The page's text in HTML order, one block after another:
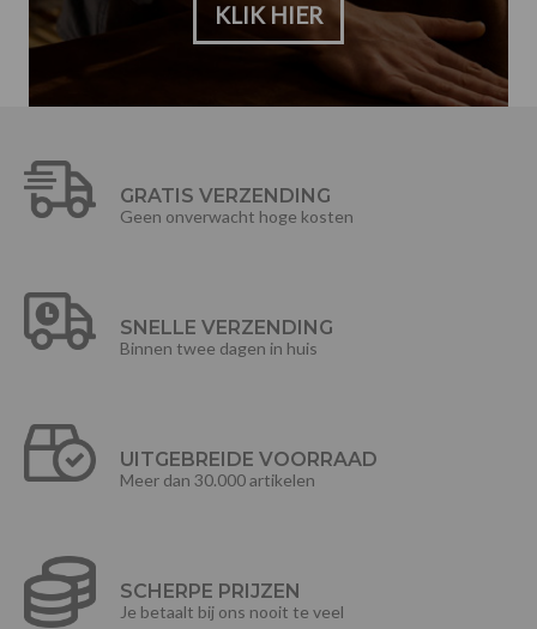
KLIK HIER
GRATIS VERZENDING
Geen onverwacht hoge kosten
SNELLE VERZENDING
Binnen twee dagen in huis
UITGEBREIDE VOORRAAD
Meer dan 30.000 artikelen
SCHERPE PRIJZEN
Je betaalt bij ons nooit te veel